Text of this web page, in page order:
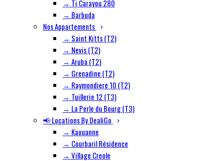
→ Ti Carayou 280
→ Barbuda
Nos Appartements
→ Saint Kitts (T2)
→ Nevis (T2)
→ Aruba (T2)
→ Grenadine (T2)
→ Raymondiere 10 (T2)
→ Tuillerie 12 (T3)
→ La Perle du Bourg (T3)
📢 Locations By DealiGo
→ Kaouanne
→ Courbaril Résidence
→ Village Creole